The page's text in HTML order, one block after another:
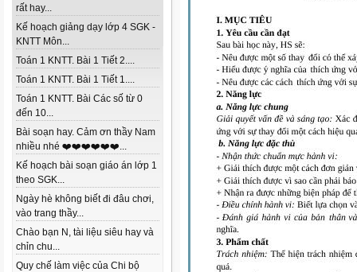
rất hay...
Kế hoạch giảng dạy lớp 4 SGK -
KNTT Môn...
Toán 1 KNTT. Bài 1 Tiết 2....
Toán 1 KNTT. Bài 1 Tiết 1....
Toán 1 KNTT. Bài Các số từ 0
đến 10...
Bài soạn hay. Cảm ơn thầy Nam
nhiều nhé ❤️❤️❤️❤️❤️❤️...
Kế hoạch bài soạn giáo án lớp 1
theo SGK...
Ngày hè không biết đi đâu chơi,
vào trang thầy...
Chào bạn N, tài liệu siêu hay và
chỉn chu...
Quy chế làm việc của Chi bộ